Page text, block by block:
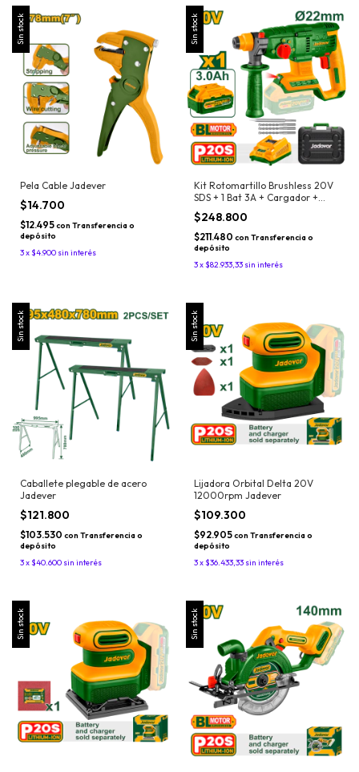
Sin stock
Pela Cable Jadever
$14.700
$12.495con Transferencia o
depósito
3x$4.900 sin interés
Sin stock
Kit Rotomartillo Brushless 20V
SDS + 1 Bat 3A + Cargador +
Maletin + 4 puntas Jadever
$248.800
$211.480 con Transferencia o
depósito
3x$82.933,33 sin interés
Sin stock
Caballete plegable de acero
Jadever
$121.800
$103.530 con Transferencia o
depósito
3x$40.600 sin interés
Sin stock
Lijadora Orbital Delta 20V
12000rpm Jadever
$109.300
$92.905con Transferencia o
depósito
3x$36.433,33 sin interés
Sin stock Sin stock